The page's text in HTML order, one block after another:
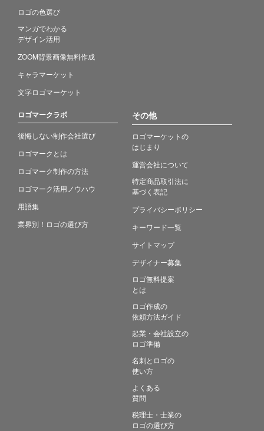
ロゴの色選び
マンガでわかる
デザイン活用
ZOOM背景画像無料作成
キャラマーケット
文字ロゴマーケット
ロゴマークラボ
後悔しない制作会社選び
ロゴマークとは
ロゴマーク制作の方法
ロゴマーク活用ノウハウ
用語集
業界別！ロゴの選び方
その他
ロゴマーケットの
はじまり
運営会社について
特定商品取引法に
基づく表記
プライバシーポリシー
キーワード一覧
サイトマップ
デザイナー募集
ロゴ無料提案
とは
ロゴ作成の
依頼方法ガイド
起業・会社設立の
ロゴ準備
名刺とロゴの
使い方
よくある
質問
税理士・士業の
ロゴの選び方